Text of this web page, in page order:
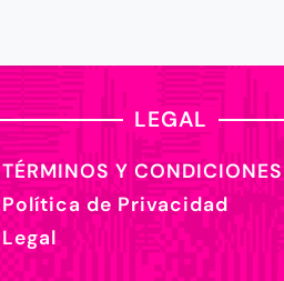
LEGAL
TÉRMINOS Y CONDICIONES
Política de Privacidad
Legal